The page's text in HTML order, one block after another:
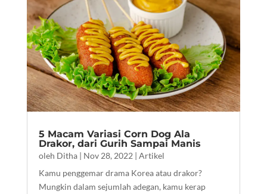
5 Macam Variasi Corn Dog Ala
Drakor, dari Gurih Sampai Manis
oleh Ditha| Nov 28, 2022 | Artikel
Kamu penggemar drama Korea atau drakor?
Mungkin dalam sejumlah adegan, kamu kerap